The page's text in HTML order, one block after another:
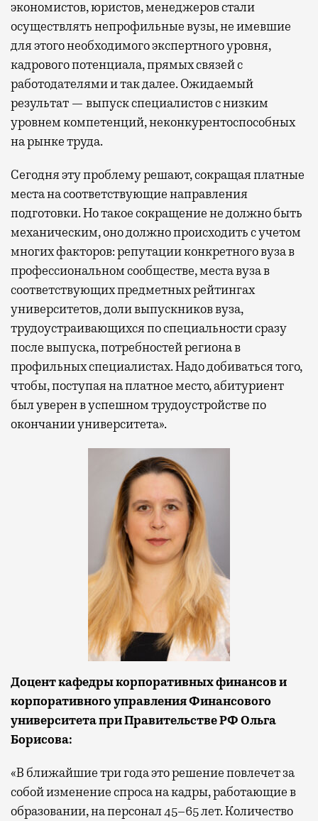
экономистов, юристов, менеджеров стали
осуществлять непрофильные вузы, не имевшие
для этого необходимого экспертного уровня,
кадрового потенциала, прямых связей с
работодателями и так далее. Ожидаемый
результат — выпуск специалистов с низким
уровнем компетенций, неконкурентоспособных
на рынке труда.
Сегодня эту проблему решают, сокращая платные
места на соответствующие направления
подготовки. Но такое сокращение не должно быть
механическим, оно должно происходить с учетом
многих факторов: репутации конкретного вуза в
профессиональном сообществе, места вуза в
соответствующих предметных рейтингах
университетов, доли выпускников вуза,
трудоустраивающихся по специальности сразу
после выпуска, потребностей региона в
профильных специалистах. Надо добиваться того,
чтобы, поступая на платное место, абитуриент
был уверен в успешном трудоустройстве по
окончании университета».
Доцент кафедры корпоративных финансов и
корпоративного управления Финансового
университета при Правительстве РФ Ольга
Борисова:
«В ближайшие три года это решение повлечет за
собой изменение спроса на кадры, работающие в
образовании, на персонал 45–65 лет. Количество